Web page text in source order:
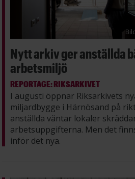
Nytt arkiv ger anställda
arbetsmiljö
REPORTAGE: RIKSARKIVET
I augusti öppnar Riksarkivets
miljardbygge i Härnösand på
anställda väntar lokaler
arbetsuppgifterna. Men det
inför det nya.